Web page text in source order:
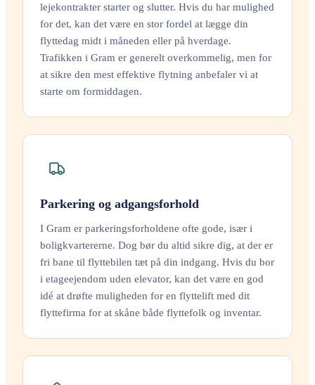
lejekontrakter starter og slutter. Hvis du har mulighed
for det, kan det være en stor fordel at lægge din
flyttedag midt i måneden eller på hverdage.
Trafikken i Gram er generelt overkommelig, men for
at sikre den mest effektive flytning anbefaler vi at
starte om formiddagen.
Parkering og adgangsforhold
I Gram er parkeringsforholdene ofte gode, især i
boligkvartererne. Dog bør du altid sikre dig, at der er
fri bane til flyttebilen tæt på din indgang. Hvis du bor
i etageejendom uden elevator, kan det være en god
idé at drøfte muligheden for en flyttelift med dit
flyttefirma for at skåne både flyttefolk og inventar.